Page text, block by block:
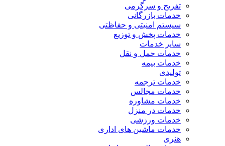
تفریح و سرگرمی
خدمات بازرگانی
سیستم امنیتی و حفاظتی
خدمات پخش و توزیع
سایر خدمات
خدمات حمل و نقل
خدمات بیمه
تولیدی
خدمات ترجمه
خدمات مجالس
خدمات مشاوره
خدمات در منزل
خدمات ورزشی
خدمات ماشین های اداری
هنری